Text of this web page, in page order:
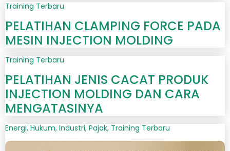
Training Terbaru
PELATIHAN CLAMPING FORCE PADA
MESIN INJECTION MOLDING
Training Terbaru
PELATIHAN JENIS CACAT PRODUK
INJECTION MOLDING DAN CARA
MENGATASINYA
Energi, Hukum, Industri, Pajak, Training Terbaru